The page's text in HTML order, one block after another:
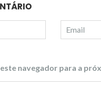
navegador para a